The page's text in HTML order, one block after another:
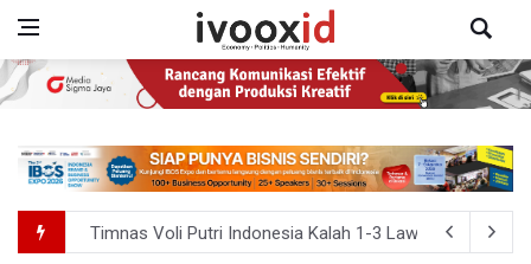
Timnas Voli Putri Indonesia Kalah 1-3 Lawan Filipina